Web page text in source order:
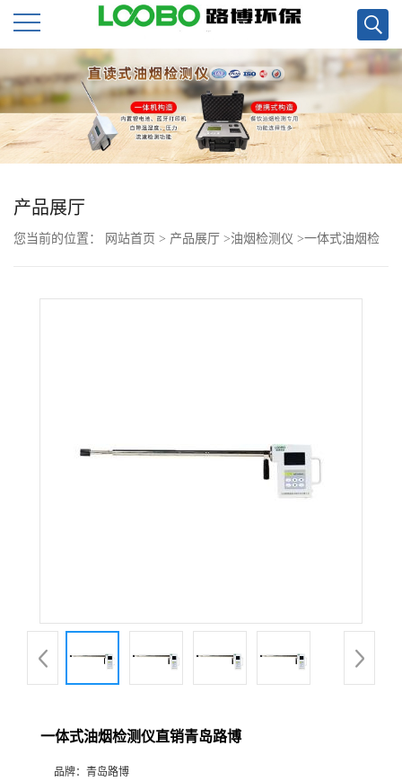
公
司
首
页
公
品
产品展厅
您当前的位置： 网站首页 > 产品展厅 >油烟检测仪 >一体式油烟检
一体式油烟检测仪直销青岛路博
品牌： 青岛路博